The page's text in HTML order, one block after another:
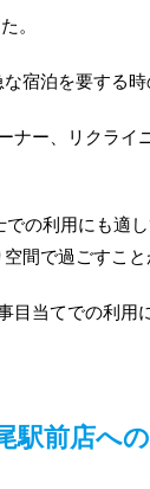
。
宿泊を要する時
ナー、リクライ
の利用にも適
間で過ごすこと
当てでの利用
駅前店へ